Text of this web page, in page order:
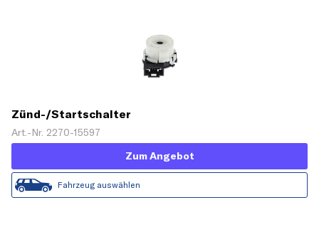
Zünd-/Startschalter
Art.-Nr. 2270-15597
Zum Angebot
Fahrzeug auswählen